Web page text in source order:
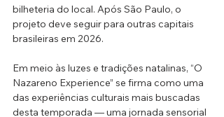
bilheteria do local. Após São Paulo, o
projeto deve seguir para outras capitais
brasileiras em 2026.
Em meio às luzes e tradições natalinas, “O
Nazareno Experience” se firma como uma
das experiências culturais mais buscadas
desta temporada — uma jornada sensorial